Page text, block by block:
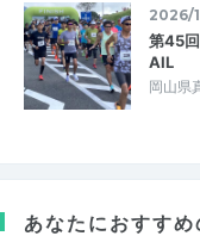
2026/
第45
AIL
岡山県
あなたにおすすめ